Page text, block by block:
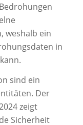
weshalb ein
in
sind ein
Der
zeigt
Sicherheit